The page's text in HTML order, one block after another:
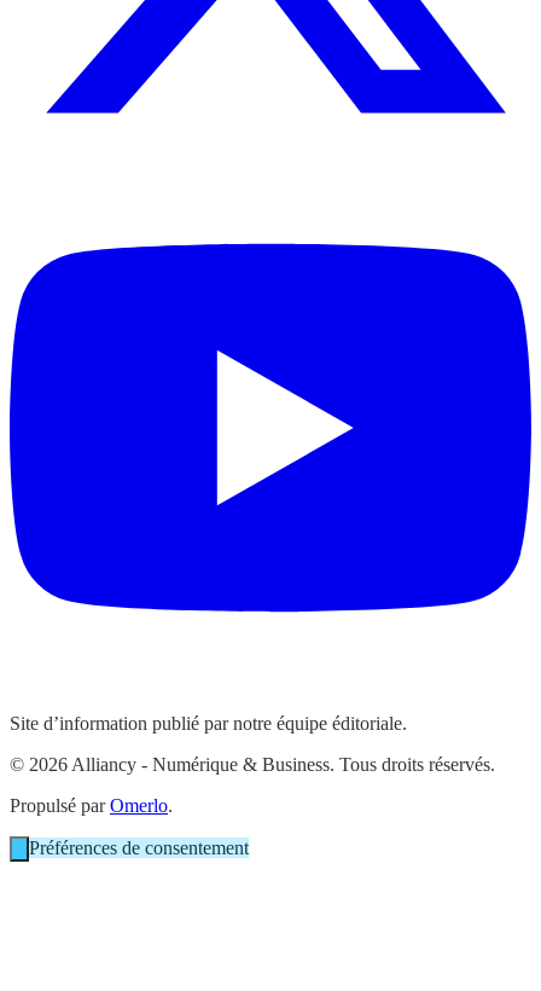
Site d’information publié par notre équipe éditoriale.
© 2026 Alliancy - Numérique & Business. Tous droits réservés.
Propulsé parOmerlo.
Préférences de consentement